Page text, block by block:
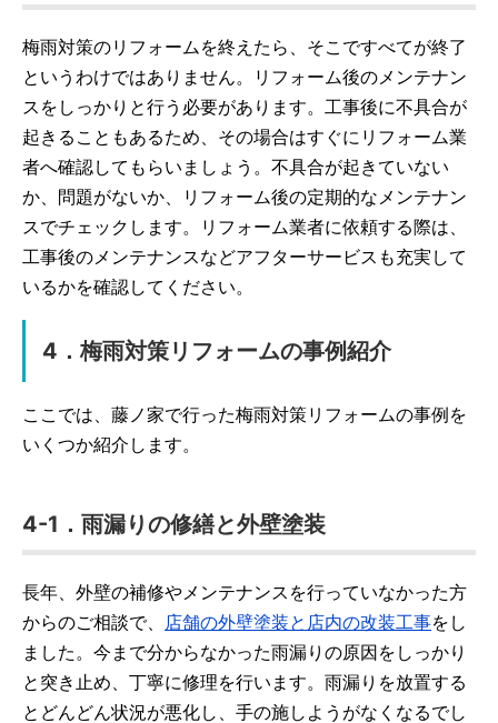
梅雨対策のリフォームを終えたら、そこですべてが終了
というわけではありません。リフォーム後のメンテナン
スをしっかりと行う必要があります。工事後に不具合が
起きることもあるため、その場合はすぐにリフォーム業
者へ確認してもらいましょう。不具合が起きていない
か、問題がないか、リフォーム後の定期的なメンテナン
スでチェックします。リフォーム業者に依頼する際は、
工事後のメンテナンスなどアフターサービスも充実して
いるかを確認してください。
4．梅雨対策リフォームの事例紹介
ここでは、藤ノ家で行った梅雨対策リフォームの事例を
いくつか紹介します。
4-1．雨漏りの修繕と外壁塗装
長年、外壁の補修やメンテナンスを行っていなかった方
からのご相談で、 店舗の外壁塗装と店内の改装工事をし
ました。今まで分からなかった雨漏りの原因をしっかり
と突き止め、丁寧に修理を行います。雨漏りを放置する
とどんどん状況が悪化し、手の施しようがなくなるでし